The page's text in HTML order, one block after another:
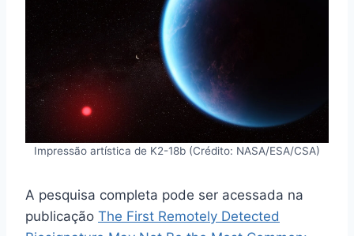
Impressão artística de K2-18b (Crédito: NASA/ESA/CSA)
A pesquisa completa pode ser acessada na
publicação The First Remotely Detected